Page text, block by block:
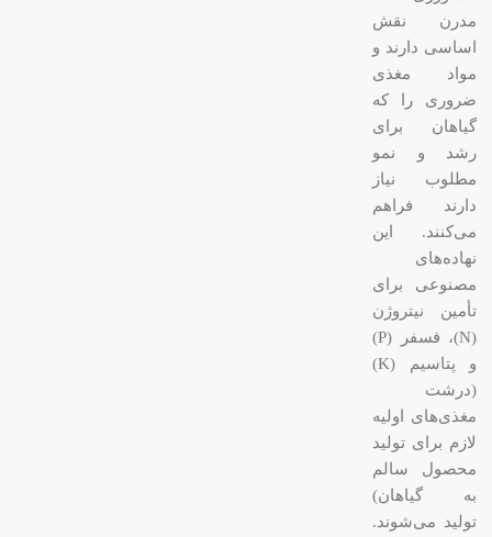
مدرن نقش
اساسی دارند و
مواد مغذی
ضروری را که
گیاهان برای
رشد و نمو
مطلوب نیاز
دارند فراهم
می‌کنند. این
نهاده‌های
مصنوعی برای
تأمین نیتروژن
(N)، فسفر (P)
و پتاسیم (K)
(درشت
مغذی‌های اولیه
لازم برای تولید
محصول سالم
به گیاهان)
تولید می‌شوند.